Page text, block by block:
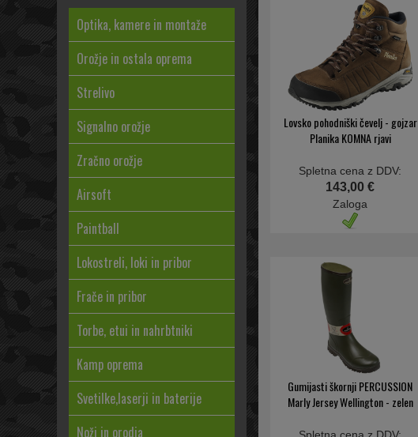
Optika, kamere in montaže
Orožje in ostala oprema
Strelivo
Signalno orožje
Zračno orožje
Airsoft
Paintball
Lokostreli, loki in pribor
Frače in pribor
Torbe, etui in nahrbtniki
Kamp oprema
Svetilke,laserji in baterije
Noži in orodja
Lovsko pohodniški čevelj - gojzar
Planika KOMNA rjavi
Spletna cena z DDV:
143,00 €
Zaloga
Gumijasti škornji PERCUSSION
Marly Jersey Wellington - zelen